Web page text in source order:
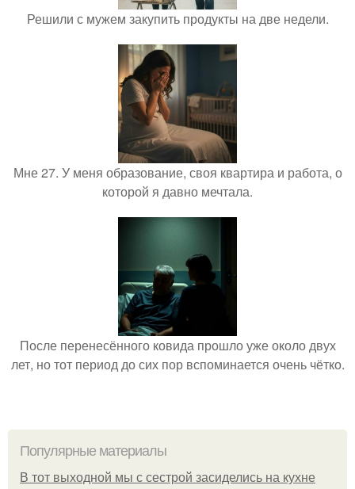
Решили с мужем закупить продукты на две недели.
Мне 27. У меня образование, своя квартира и работа, о
которой я давно мечтала.
После перенесённого ковида прошло уже около двух
лет, но тот период до сих пор вспоминается очень чётко.
Популярные материалы
В тот выходной мы с сестрой засиделись на кухне